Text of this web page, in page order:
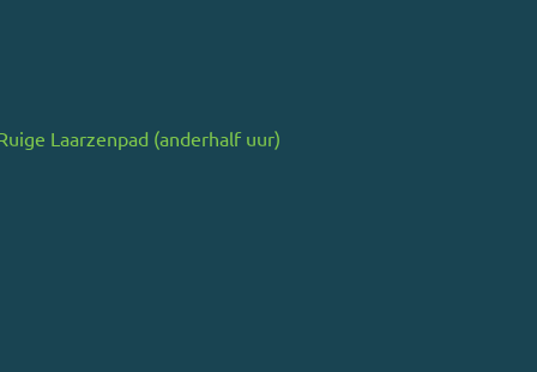
Laarzenpad (anderhalf uur)